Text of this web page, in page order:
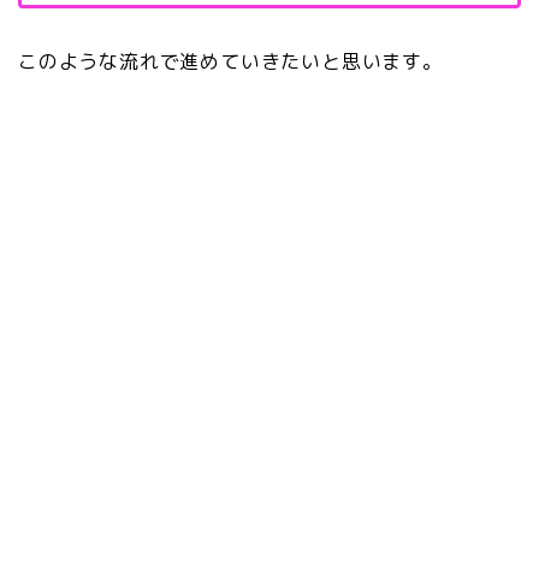
このような流れで進めていきたいと思います。